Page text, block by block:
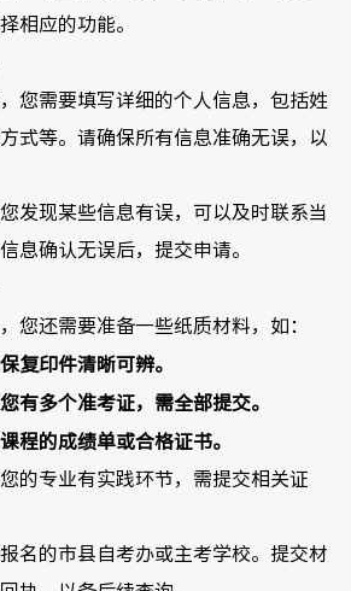
相应的功能。
您需要填写详细的个人信息，包括姓
式等。请确保所有信息准确无误，以
发现某些信息有误，可以及时联系当
息确认无误后，提交申请。
您还需要准备一些纸质材料，如：
复印件清晰可辨。
有多个准考证，需全部提交。
程的成绩单或合格证书。
的专业有实践环节，需提交相关证
名的市县自考办或主考学校。提交材